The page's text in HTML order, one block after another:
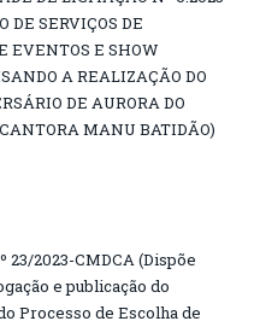
DE SERVIÇOS DE
EVENTOS E SHOW
A REALIZAÇÃO DO
DE AURORA DO
MANU BATIDÃO)
23/2023-CMDCA (Dispõe
e publicação do
Processo de Escolha de